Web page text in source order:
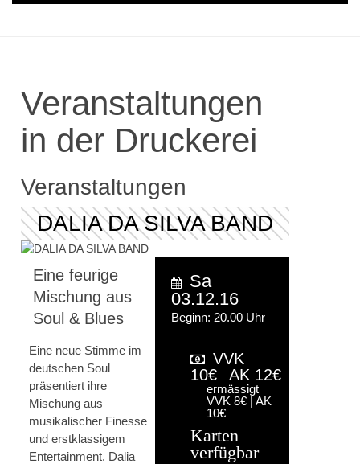
Veranstaltungen
in der Druckerei
Veranstaltungen
DALIA DA SILVA BAND
Eine feurige
Mischung aus
Soul & Blues
Eine neue Stimme im
deutschen Soul
präsentiert ihre
Mischung aus
musikalischer Finesse
und erstklassigem
Entertainment. Dalia
Sa
03.12.16
Beginn: 20.00 Uhr
VVK
10€
AK 12€
ermässigt
VVK 8€ | AK
10€
Karten
verfügbar